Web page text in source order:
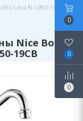
Leva N-1950-19CB
Nice Borgo
19CB
0
0
0